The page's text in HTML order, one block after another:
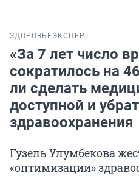
ЗДОРОВЬЕЭКСПЕРТ
«За 7 лет число
сократилось на
ли сделать
доступной и
здравоохранения
Гузель Улумбекова
«оптимизации»